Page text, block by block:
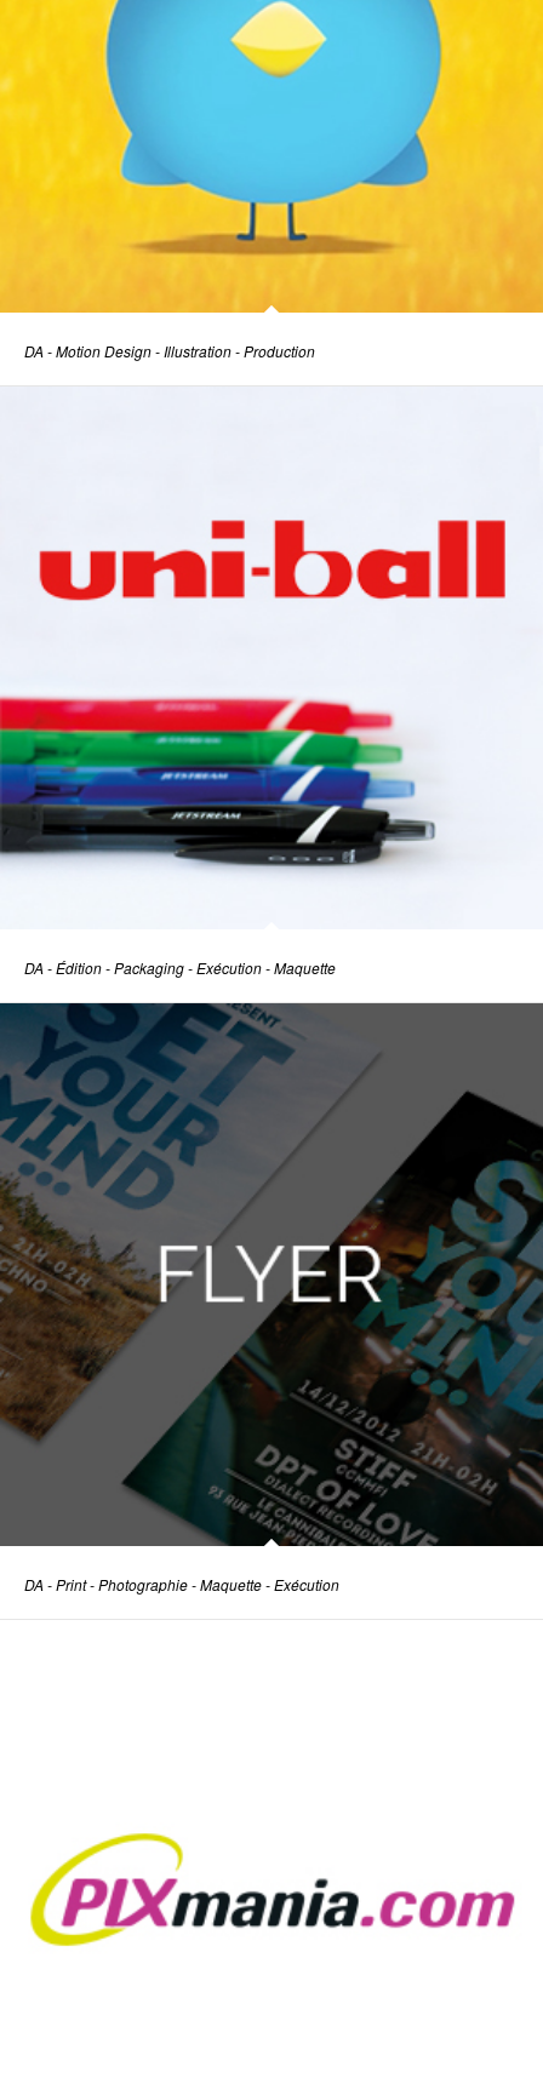
DA - Motion Design - Illustration - Production
DA - Édition - Packaging - Exécution - Maquette
DA - Print - Photographie - Maquette - Exécution